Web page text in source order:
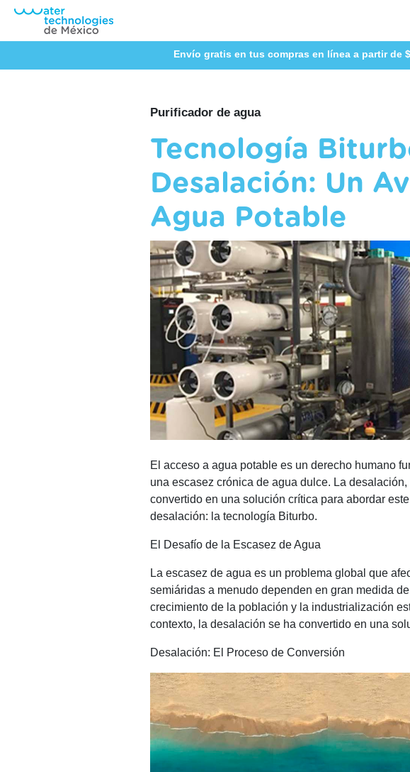
Envío gratis en tus compras en línea a partir de
Purificador de agua
Tecnología
Desalación: Un
Agua Potable
El acceso a agua potable es un derecho humano
una escasez crónica de agua dulce. La
convertido en una solución crítica para abordar
desalación: la tecnología Biturbo.
El Desafío de la Escasez de Agua
La escasez de agua es un problema global que
semiáridas a menudo dependen en gran medida
crecimiento de la población y la industrialización
contexto, la desalación se ha convertido en una
Desalación: El Proceso de Conversión